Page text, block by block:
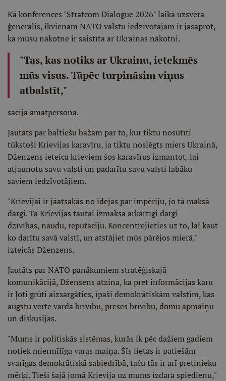
Kā konferences "Stratcom Dialogue 2026" laikā uzsvēra
ģenerālis, ikvienam NATO valstu iedzīvotājam ir jāsaprot,
ka mūsu nākotne ir saistīta ar Ukrainas nākotni.
"Tas, kas notiks ar Ukrainu, ietekmēs
mūs visus. Tāpēc turpināsim viņus
atbalstīt,"
sacīja amatpersona.
Jautāts par baltiešu bažām par to, kur tiktu nosūtīti
tūkstoši Krievijas karavīru, ja tiktu noslēgts miers Ukrainā,
Dženzens ieteica krieviem šos karavīrus izmantot, lai
atjaunotu savu valsti un padarītu savu valsti labāku
saviem iedzīvotājiem.
"Krievijai ir jāatsakās no idejas par impēriju, jo tā maksā
dārgi. Tā Krievijas tautai izmaksā ārkārtīgi dārgi —
dzīvības, naudu, reputāciju. Koncentrējieties uz to, lai kaut
ko darītu savā valstī, un atstājiet mūs pārējos mierā,"
izteicās Dženzens.
Jautāts par NATO panākumiem stratēģiskajā
komunikācijā, Džensens atzina, ka pret informācijas karu
ir ļoti grūti aizsargāties, īpaši demokrātiskām valstīm, kas
augstu vērtē vārda brīvību, preses brīvību, domu apmaiņu
un diskusijas.
"Mums ir politiskās sistēmas, kurās ik pēc dažiem gadiem
notiek miermīlīga varas maiņa. Šīs lietas ir patiešām
svarīgas demokrātiskā sabiedrībā, taču tās ir arī pretinieku
mērķi. Tieši šajā jomā Krievija uz mums izdara spiedienu,"